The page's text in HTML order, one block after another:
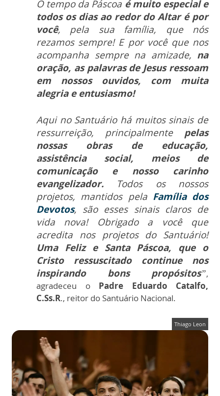
O tempo da Páscoa é muito especial e
todos os dias ao redor do Altar é por
você, pela sua família, que nós
rezamos sempre! E por você que nos
acompanha sempre na amizade, na
oração, as palavras de Jesus ressoam
em nossos ouvidos, com muita
alegria e entusiasmo!
Aqui no Santuário há muitos sinais de
ressurreição, principalmentepelas
nossas obras de educação,
assistência social, meios de
comunicação e nosso carinho
evangelizador. Todos os nossos
projetos, mantidos pela Família dos
Devotos, são esses sinais claros de
vida nova! Obrigado a você que
acredita nos projetos do Santuário!
Uma Feliz e Santa Páscoa, que o
Cristo ressuscitado continue nos
inspirando bons propósitos”,
agradeceu oPadre Eduardo Catalfo,
C.Ss.R., reitor do Santuário Nacional.
Thiago Leon